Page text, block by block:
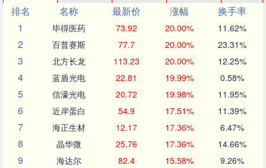
排名
名称 最新价 涨幅
换手率
1
毕得医药 73.92 20.00% 11.62%
2 百普赛斯 77.7 20.00% 23.31%
3 北方长龙 113.23 20.00% 12.25%
4 蓝盾光电 22.81 19.99% 0.58%
5 信濠光电 20.72 19.98% 11.95%
6 近岸蛋白 54.9 17.51% 11.39%
7 海正生材 12.17 17.36% 6.47%
8 晶华微 25.76 17.36% 14.66%
9 海达尔 82.4 15.58% 9.26%